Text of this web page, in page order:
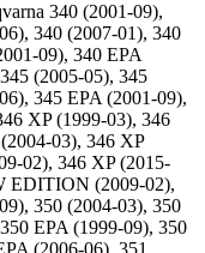
340 (2001-09),
340 (2007-01), 340
09), 340 EPA
(2005-05), 345
345 EPA (2001-09),
XP (1999-03), 346
03), 346 XP
02), 346 XP (2015-
EDITION (2009-02),
350 (2004-03), 350
EPA (1999-09), 350
(2006-06), 351